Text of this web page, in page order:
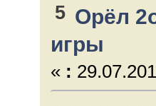
5 Орёл
игры
« :